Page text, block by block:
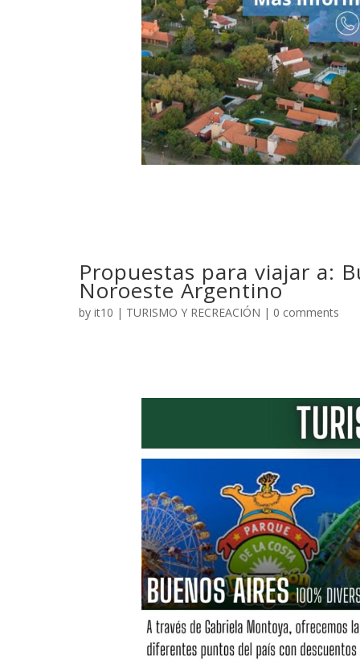
Propuestas para viajar a:
Noroeste Argentino
by it10 | TURISMO Y RECREACIÓN | 0 comments